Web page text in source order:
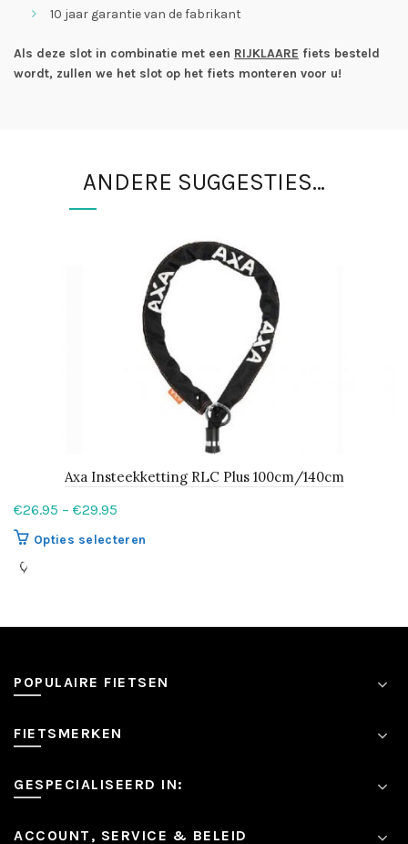
10 jaar garantie van de fabrikant
Als deze slot in combinatie met een RIJKLAARE fiets besteld
wordt, zullen we het slot op het fiets monteren voor u!
ANDERE SUGGESTIES…
Axa Insteekketting RLC Plus 100cm/140cm
€26.95 – €29.95
Opties selecteren
kan
productpagina
POPULAIRE FIETSEN
FIETSMERKEN
GESPECIALISEERD IN:
ACCOUNT, SERVICE & BELEID